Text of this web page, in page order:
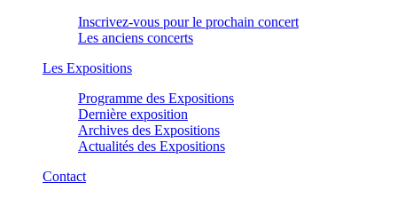
Inscrivez-vous pour le prochain concert
Les anciens concerts
Les Expositions
Programme des Expositions
Dernière exposition
Archives des Expositions
Actualités des Expositions
Contact